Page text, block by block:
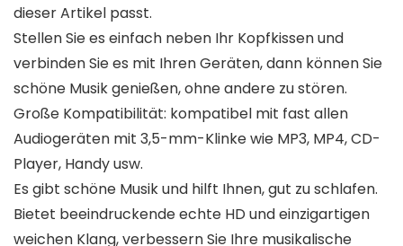
dieser Artikel passt.
Stellen Sie es einfach neben Ihr Kopfkissen und
verbinden Sie es mit Ihren Geräten, dann können Sie
schöne Musik genießen, ohne andere zu stören.
Große Kompatibilität: kompatibel mit fast allen
Audiogeräten mit 3,5-mm-Klinke wie MP3, MP4, CD-
Player, Handy usw.
Es gibt schöne Musik und hilft Ihnen, gut zu schlafen.
Bietet beeindruckende echte HD und einzigartigen
weichen Klang, verbessern Sie Ihre musikalische